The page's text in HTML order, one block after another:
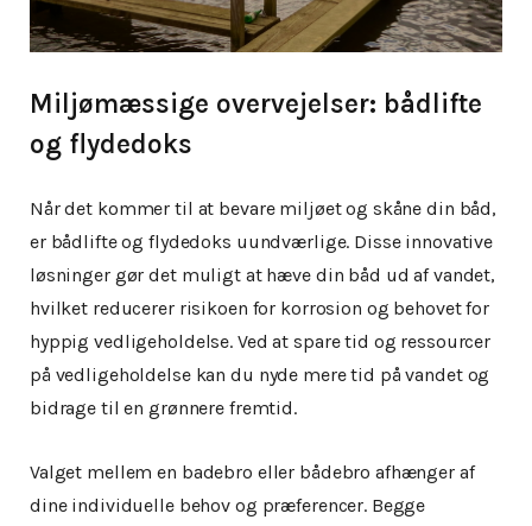
Miljømæssige overvejelser: bådlifte
og flydedoks
Når det kommer til at bevare miljøet og skåne din båd,
er bådlifte og flydedoks uundværlige. Disse innovative
løsninger gør det muligt at hæve din båd ud af vandet,
hvilket reducerer risikoen for korrosion og behovet for
hyppig vedligeholdelse. Ved at spare tid og ressourcer
på vedligeholdelse kan du nyde mere tid på vandet og
bidrage til en grønnere fremtid.
Valget mellem en badebro eller bådebro afhænger af
dine individuelle behov og præferencer. Begge